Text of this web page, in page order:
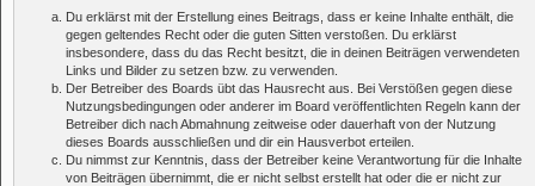
Du erklärst mit der Erstellung eines Beitrags, dass er keine Inhalte enthält, die
gegen geltendes Recht oder die guten Sitten verstoßen. Du erklärst
insbesondere, dass du das Recht besitzt, die in deinen Beiträgen verwendeten
Links und Bilder zu setzen bzw. zu verwenden.
Der Betreiber des Boards übt das Hausrecht aus. Bei Verstößen gegen diese
Nutzungsbedingungen oder anderer im Board veröffentlichten Regeln kann der
Betreiber dich nach Abmahnung zeitweise oder dauerhaft von der Nutzung
dieses Boards ausschließen und dir ein Hausverbot erteilen.
Du nimmst zur Kenntnis, dass der Betreiber keine Verantwortung für die Inhalte
von Beiträgen übernimmt, die er nicht selbst erstellt hat oder die er nicht zur